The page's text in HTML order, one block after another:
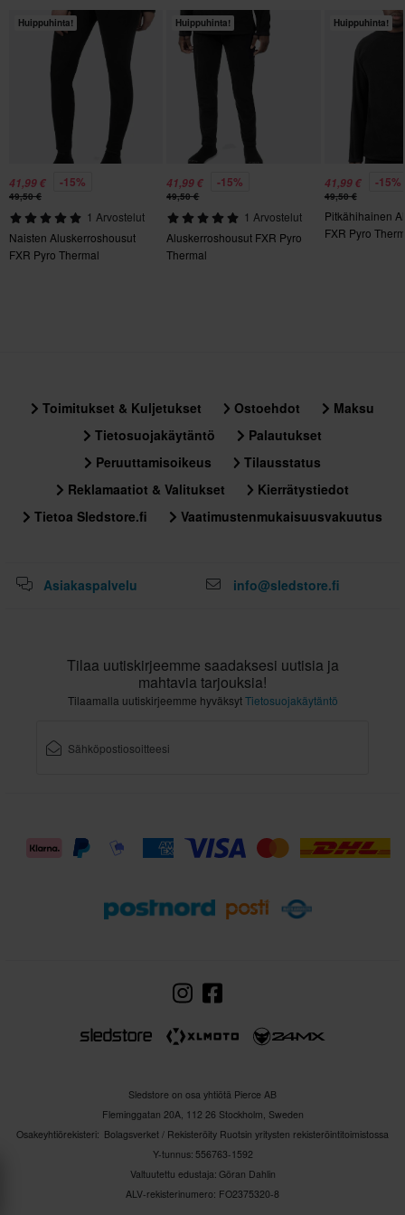
Huippuhinta!
41,99 € -15%
49,50 €
1 Arvostelut
Naisten Aluskerroshousut
FXR Pyro Thermal
Huippuhinta!
41,99 € -15%
49,50 €
1 Arvostelut
Aluskerroshousut FXR Pyro
Thermal
Huippuhinta!
41,99 € -15%
49,50 €
Pitkähihainen
FXR Pyro
Toimitukset & Kuljetukset Ostoehdot
Maksu
Tietosuojakäytäntö
Palautukset
Peruuttamisoikeus
Tilausstatus
Reklamaatiot & Valitukset
Kierrätystiedot
Tietoa Sledstore.fi
Vaatimustenmukaisuusvakuutus
Asiakaspalvelu info@sledstore.fi
Tilaa uutiskirjeemme saadaksesi uutisia ja
mahtavia tarjouksia!
Tilaamalla uutiskirjeemme hyväksytTietosuojakäytäntö
Sledstore on osa yhtiötä Pierce AB
Fleminggatan 20A, 112 26 Stockholm, Sweden
Osakeyhtiörekisteri: Bolagsverket / Rekisteröity Ruotsin yritysten rekisteröintitoimistossa
Y-tunnus: 556763-1592
Valtuutettu edustaja: Göran Dahlin
ALV-rekisterinumero: FO2375320-8